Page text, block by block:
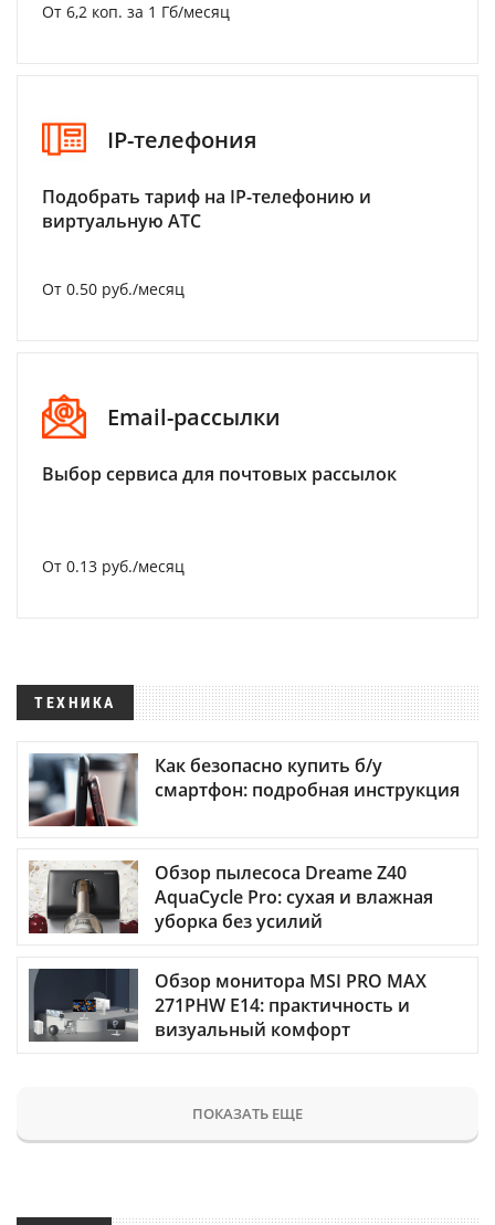
От 6,2 коп. за 1 Гб/месяц
IP-телефония
Подобрать тариф на IP-телефонию и
виртуальную АТС
От 0.50 руб./месяц
Email-рассылки
Выбор сервиса для почтовых рассылок
От 0.13 руб./месяц
ТЕХНИКА
Как безопасно купить б/у
смартфон: подробная инструкция
Обзор пылесоса Dreame Z40
AquaCycle Pro: сухая и влажная
уборка без усилий
Обзор монитора MSI PRO MAX
271PHW E14: практичность и
визуальный комфорт
ПОКАЗАТЬ ЕЩЕ